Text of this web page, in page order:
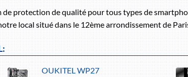
protection de qualité pour tous types de
local situé dans le 12ème arrondissement de
OUKITEL WP27